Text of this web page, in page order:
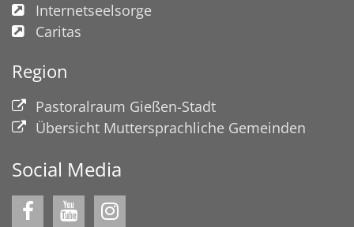
Internetseelsorge
Caritas
Region
Pastoralraum Gießen-Stadt
Übersicht Muttersprachliche Gemeinden
Social Media